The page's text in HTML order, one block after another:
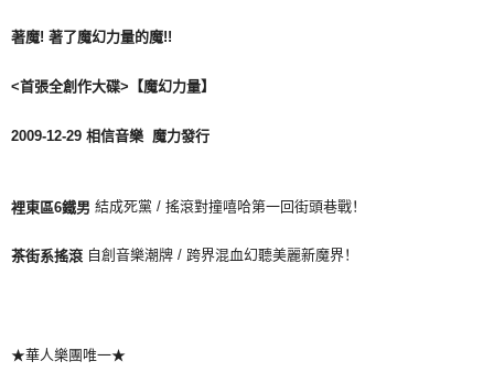
运送方式
全家取貨付款
付款後全家取貨
7-11取貨付款
每笔NT$65，满NT$1,000(含以上)免运费
宅配
著魔! 著了魔幻力量的魔!!
<首張全創作大碟> 【魔幻力量】
2009-12-29 相信音樂 魔力發行
裡東區6鐵男 結成死黨 / 搖滾對撞嘻哈第一回街頭巷戰！
茶街系搖滾 自創音樂潮牌 / 跨界混血幻聽美麗新魔界！
★華人樂團唯一★